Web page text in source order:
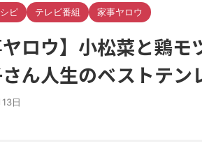
ピ テレビ番組 家事ヤロウ
ヤロウ】小松菜と鶏
ん人生のベストテン
日